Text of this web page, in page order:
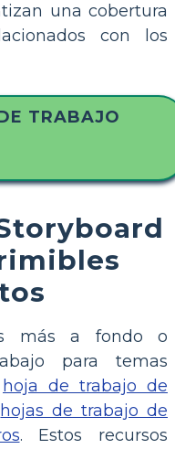
una cobertura
con los
TRABAJO
más a fondo o
para temas
hoja de trabajo de
hojas de trabajo de
. Estos recursos